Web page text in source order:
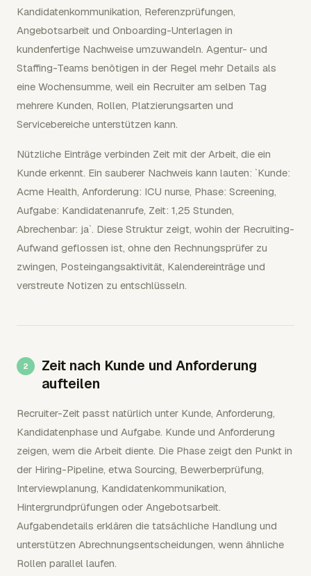
Kandidatenkommunikation, Referenzprüfungen,
Angebotsarbeit und Onboarding-Unterlagen in
kundenfertige Nachweise umzuwandeln. Agentur- und
Staffing-Teams benötigen in der Regel mehr Details als
eine Wochensumme, weil ein Recruiter am selben Tag
mehrere Kunden, Rollen, Platzierungsarten und
Servicebereiche unterstützen kann.
Nützliche Einträge verbinden Zeit mit der Arbeit, die ein
Kunde erkennt. Ein sauberer Nachweis kann lauten: `Kunde:
Acme Health, Anforderung: ICU nurse, Phase: Screening,
Aufgabe: Kandidatenanrufe, Zeit: 1,25 Stunden,
Abrechenbar: ja`. Diese Struktur zeigt, wohin der Recruiting-
Aufwand geflossen ist, ohne den Rechnungsprüfer zu
zwingen, Posteingangsaktivität, Kalendereinträge und
verstreute Notizen zu entschlüsseln.
Zeit nach Kunde und Anforderung
aufteilen
Recruiter-Zeit passt natürlich unter Kunde, Anforderung,
Kandidatenphase und Aufgabe. Kunde und Anforderung
zeigen, wem die Arbeit diente. Die Phase zeigt den Punkt in
der Hiring-Pipeline, etwa Sourcing, Bewerberprüfung,
Interviewplanung, Kandidatenkommunikation,
Hintergrundprüfungen oder Angebotsarbeit.
Aufgabendetails erklären die tatsächliche Handlung und
unterstützen Abrechnungsentscheidungen, wenn ähnliche
Rollen parallel laufen.